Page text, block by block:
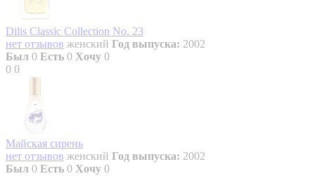
Dilis Classic Collection No. 23
нет отзывов женский Год выпуска: 2002
Был 0 Есть 0 Хочу 0
0 0
Майская сирень
нет отзывов женский Год выпуска: 2002
Был 0 Есть 0 Хочу 0